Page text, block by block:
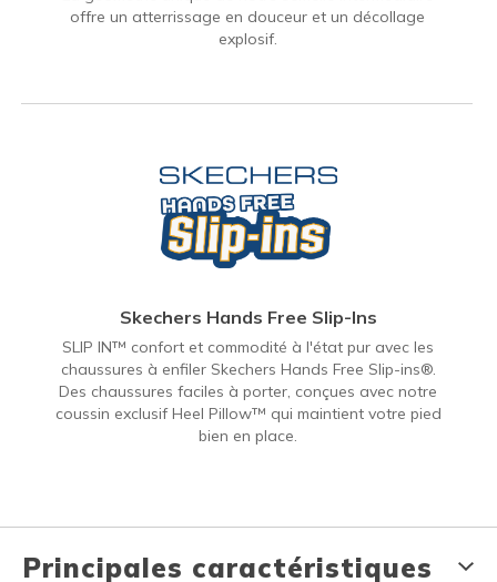
offre un atterrissage en douceur et un décollage
explosif.
Skechers Hands Free Slip-Ins
SLIP IN™ confort et commodité à l'état pur avec les
chaussures à enfiler Skechers Hands Free Slip-ins®.
Des chaussures faciles à porter, conçues avec notre
coussin exclusif Heel Pillow™ qui maintient votre pied
bien en place.
Principales caractéristiques